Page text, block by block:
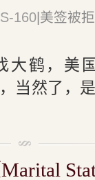
160 |美签被
大鹤，美
当然了，